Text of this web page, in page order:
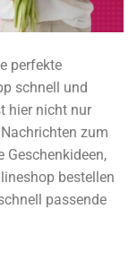
perfekte
schnell und
hier nicht nur
zum
Geschenkideen,
bestellen
passende